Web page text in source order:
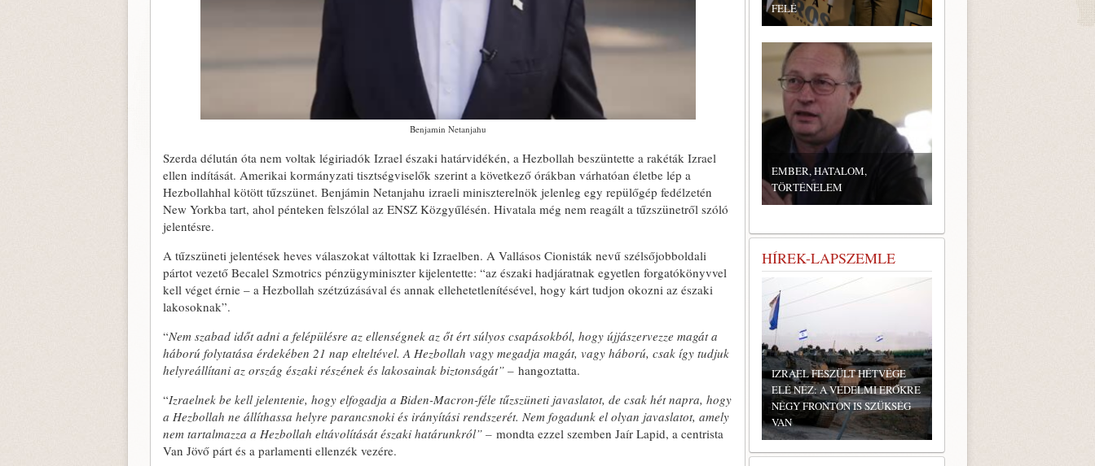
Benjamin Netanjahu
Szerda délután óta nem voltak légiriadók Izrael északi határvidékén, a Hezbollah beszüntette a rakéták Izrael
ellen indítását. Amerikai kormányzati tisztségviselők szerint a következő órákban várhatóan életbe lép a
Hezbollahhal kötött tűzszünet. Benjámin Netanjahu izraeli miniszterelnök jelenleg egy repülőgép fedélzetén
New Yorkba tart, ahol pénteken felszólal az ENSZ Közgyűlésén. Hivatala még nem reagált a tűzszünetről szóló
jelentésre.
A tűzszüneti jelentések heves válaszokat váltottak ki Izraelben. A Vallásos Cionisták nevű szélsőjobboldali
pártot vezető Becalel Szmotrics pénzügyminiszter kijelentette: “az északi hadjáratnak egyetlen forgatókönyvvel
kell véget érnie – a Hezbollah szétzúzásával és annak ellehetetlenítésével, hogy kárt tudjon okozni az északi
lakosoknak”.
“Nem szabad időt adni a felépülésre az ellenségnek az őt ért súlyos csapásokból, hogy újjászervezze magát a
háború folytatása érdekében 21 nap elteltével. A Hezbollah vagy megadja magát, vagy háború, csak így tudjuk
helyreállítani az ország északi részének és lakosainak biztonságát” – hangoztatta.
“Izraelnek be kell jelentenie, hogy elfogadja a Biden-Macron-féle tűzszüneti javaslatot, de csak hét napra, hogy
a Hezbollah ne állíthassa helyre parancsnoki és irányítási rendszerét. Nem fogadunk el olyan javaslatot, amely
nem tartalmazza a Hezbollah eltávolítását északi határunkról” – mondta ezzel szemben Jaír Lapid, a centrista
Van Jövő párt és a parlamenti ellenzék vezére.
FELÉ
EMBER, HATALOM,
TÖRTÉNELEM
HÍREK-LAPSZEMLE
IZRAEL FESZÜLT HÉTVÉGE
ELÉ NÉZ: A VÉDELMI ERŐKRE
NÉGY FRONTON IS SZÜKSÉG
VAN